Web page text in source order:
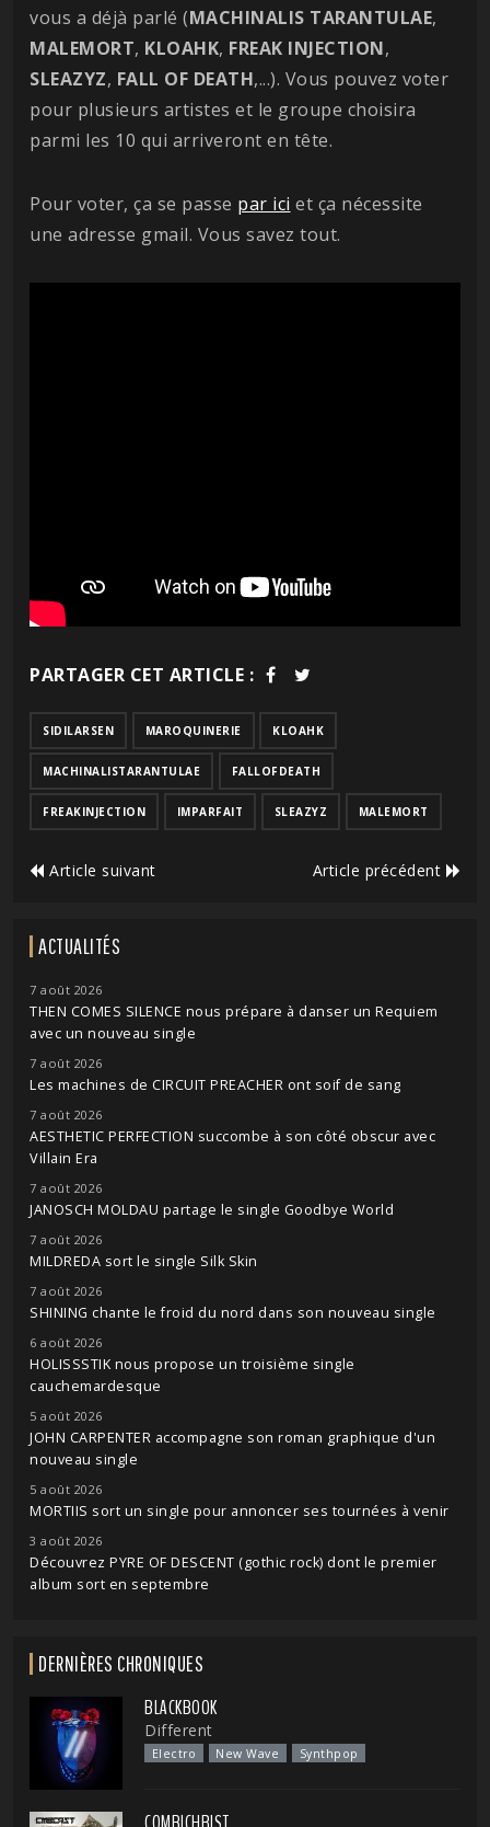
vous a déjà parlé (MACHINALIS TARANTULAE,
MALEMORT, KLOAHK, FREAK INJECTION,
SLEAZYZ, FALL OF DEATH,...). Vous pouvez voter
pour plusieurs artistes et le groupe choisira
parmi les 10 qui arriveront en tête.
Pour voter, ça se passe par ici et ça nécessite
une adresse gmail. Vous savez tout.
PARTAGER CET ARTICLE :
SIDILARSEN MAROQUINERIE KLOAHK
MACHINALISTARANTULAE FALLOFDEATH
FREAKINJECTION IMPARFAIT SLEAZYZ MALEMORT
Article suivant Article précédent
ACTUALITÉS
7 août 2026
THEN COMES SILENCE nous prépare à danser un Requiem
avec un nouveau single
7 août 2026
Les machines de CIRCUIT PREACHER ont soif de sang
7 août 2026
AESTHETIC PERFECTION succombe à son côté obscur avec
Villain Era
7 août 2026
JANOSCH MOLDAU partage le single Goodbye World
7 août 2026
MILDREDA sort le single Silk Skin
7 août 2026
SHINING chante le froid du nord dans son nouveau single
6 août 2026
HOLISSSTIK nous propose un troisième single
cauchemardesque
5 août 2026
JOHN CARPENTER accompagne son roman graphique d'un
nouveau single
5 août 2026
MORTIIS sort un single pour annoncer ses tournées à venir
3 août 2026
Découvrez PYRE OF DESCENT (gothic rock) dont le premier
album sort en septembre
DERNIÈRES CHRONIQUES
BLACKBOOK
Different
Electro New Wave Synthpop